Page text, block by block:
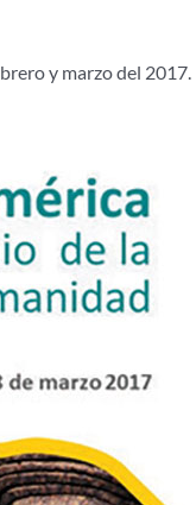
y marzo del 2017.